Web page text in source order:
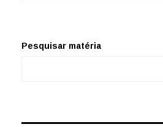
Pesquisar matéria